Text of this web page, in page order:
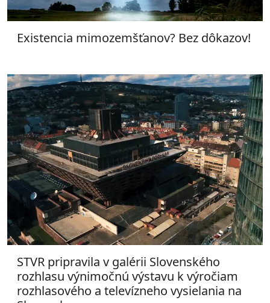
Existencia mimozemšťanov? Bez dôkazov!
STVR pripravila v galérii Slovenského
rozhlasu výnimočnú výstavu k výročiam
rozhlasového a televízneho vysielania na